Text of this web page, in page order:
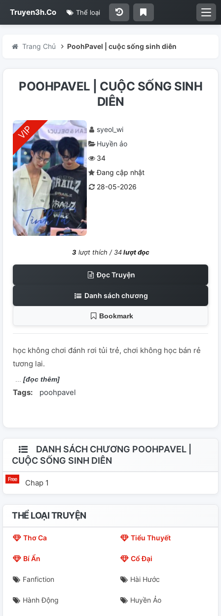
Truyen3h.Co Thể loại
Trang Chủ PoohPavel | cuộc sống sinh diên
POOHPAVEL | CUỘC SỐNG SINH
DIÊN
syeol_wi
Huyền ảo
34
Đang cập nhật
28-05-2026
3 lượt thích /34lượt đọc
Đọc Truyện
Danh sách chương
Bookmark
học không chơi đánh rơi tủi trẻ, chơi không học bán rẻ
tương lai.
[đọc thêm]
Tags: poohpavel
DANH SÁCH CHƯƠNG POOHPAVEL |
CUỘC SỐNG SINH DIÊN
Chap 1
THỂ LOẠI TRUYỆN
Thơ Ca Tiểu Thuyết
Bí Ẩn Cổ Đại
Fanfiction Hài Hước
Hành Động Huyền Ảo